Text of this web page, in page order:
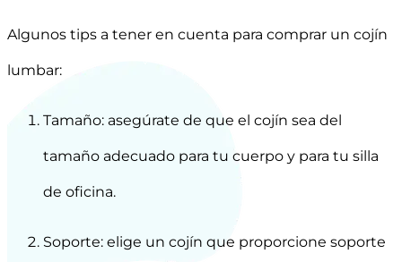
Algunos tips a tener en cuenta para comprar un cojín
lumbar:
Tamaño: asegúrate de que el cojín sea del
tamaño adecuado para tu cuerpo y para tu silla
de oficina.
Soporte: elige un cojín que proporcione soporte